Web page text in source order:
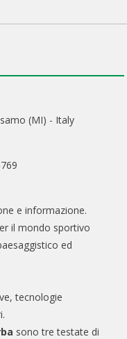
(MI) - Italy
e informazione.
il mondo sportivo
ed
tecnologie
sono tre testate di